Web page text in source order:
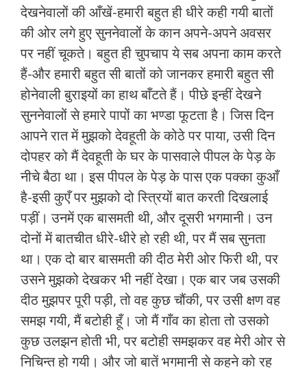
देखनेवालों की आँखें-हमारी बहुत ही धीरे कही गयी बातों
की ओर लगे हुए सुननेवालों के कान अपने-अपने अवसर
पर नहीं चूकते। बहुत ही चुपचाप ये सब अपना काम करते
हैं-और हमारी बहुत सी बातों को जानकर हमारी बहुत सी
होनेवाली बुराइयों का हाथ बाँटते हैं। पीछे इन्हीं देखने
सुननेवालों से हमारे पापों का भण्डा फूटता है। जिस दिन
आपने रात में मुझको देवहूती के कोठे पर पाया, उसी दिन
दोपहर को मैं देवहूती के घर के पासवाले पीपल के पेड़ के
नीचे बैठा था। इस पीपल के पेड़ के पास एक पक्का कुआँ
है-इसी कुएँ पर मुझको दो स्त्रियों बात करती दिखलाई
पड़ीं। उनमें एक बासमती थी, और दूसरी भगमानी। उन
दोनों में बातचीत धीरे-धीरे हो रही थी, पर मैं सब सुनता
था। एक दो बार बासमती की दीठ मेरी ओर फिरी थी, पर
उसने मुझको देखकर भी नहीं देखा। एक बार जब उसकी
दीठ मुझपर पूरी पड़ी, तो वह कुछ चौंकी, पर उसी क्षण वह
समझ गयी, मैं बटोही हूँ। जो मैं गाँव का होता तो उसको
कुछ उलझन होती भी, पर बटोही समझकर वह मेरी ओर से
निचिन्त हो गयी। और जो बातें भगमानी से कहने को रह